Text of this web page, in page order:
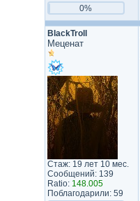
0%
BlackTroll
Меценат
Стаж: 19 лет 10 мес.
Сообщений: 139
Ratio: 148.005
Поблагодарили: 59